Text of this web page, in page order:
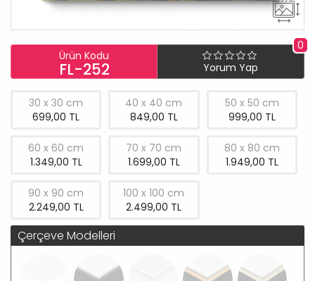
Ürün Kodu
FL-252
0
Yorum Yap
30 x 30 cm
699,00 TL
40 x 40 cm
849,00 TL
50 x 50 cm
999,00 TL
60 x 60 cm
1.349,00 TL
70 x 70 cm
1.699,00 TL
80 x 80 cm
1.949,00 TL
90 x 90 cm
2.249,00 TL
100 x 100 cm
2.499,00 TL
Çerçeve Modelleri